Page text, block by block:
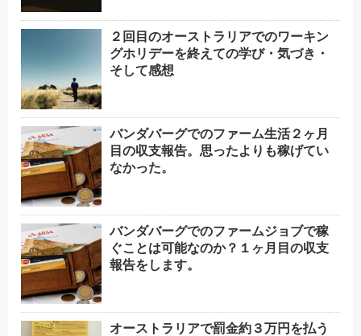
２回目のオーストラリアでのワーキン
グホリデーを終えての学び・気づき・
そして感想
バンダバーグでのファーム生活２ヶ月
目の収支報告。思ったよりも稼げてい
なかった。
バンダバーグでのファームジョブで稼
ぐことは可能なのか？１ヶ月目の収支
報告をします。
オーストラリアで罰金約３万円を払う